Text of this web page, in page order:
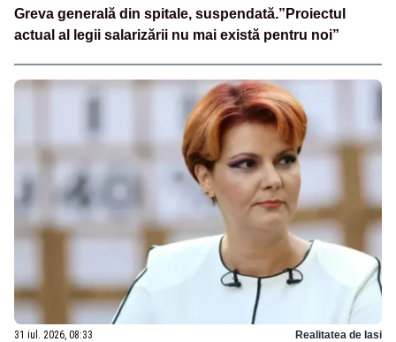
Greva generală din spitale, suspendată.”Proiectul
actual al legii salarizării nu mai există pentru noi”
31 iul. 2026, 08:33 Realitatea de Iasi